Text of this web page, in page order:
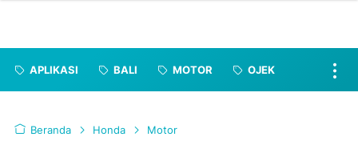
APLIKASI BALI MOTOR OJEK
Beranda Honda Motor